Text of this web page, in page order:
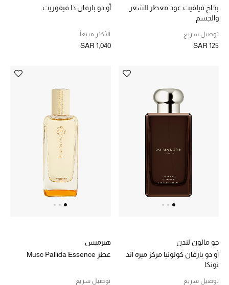
الأزياء
الجمال
تعكس توتيمي فن الأناقة السهلة بقطع أساسية راقية
مصممة لتدوم وتتجاوز صيحات الموسم
تسوقوا توتيمي
بخاخ فيلفيت عود معطر للشعر
والجسم
توصيل سريع
SAR 125
أو دو بارفان ذا فيفوريت
الأكثر مبيعاً
SAR 1,040
جو مالون لندن
أو دو بارفان كولونيا مركز ميره اند
تونكا
توصيل سريع
هيرميس
عطر Musc Pallida Essence
توصيل سريع